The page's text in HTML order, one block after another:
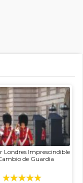
Londres Imprescindible
de Guardia